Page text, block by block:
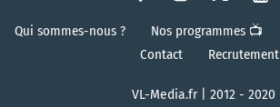
Qui sommes-nous ? Nos programmes 📺
Contact
Recrutement
VL-Media.fr | 2012 - 2020